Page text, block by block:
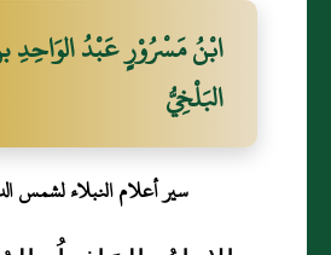
ابْنُ مَسْرُوْرٍ عَبْدُ الوَاحِدِ
البَلْخِيُّ
سير أعلام النبلاء لشمس